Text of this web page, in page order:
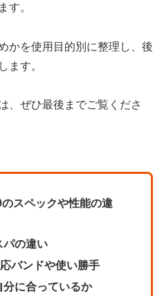
す。
かを使用目的別に整理し、後
ます。
、ぜひ最後までご覧くださ
スペックや性能の違
パの違い
バンドや使い勝手
分に合っているか